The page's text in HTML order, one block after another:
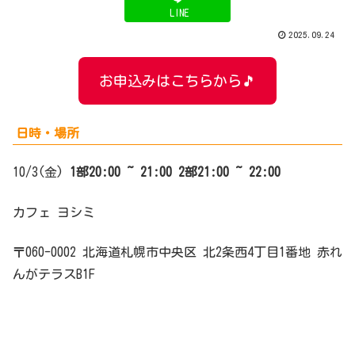
LINE
2025.09.24
お申込みはこちらから🎵
日時・場所
10/3(金) 1部20:00 ~ 21:00 2部21:00 ~ 22:00
カフェ ヨシミ
〒060-0002 北海道札幌市中央区 北2条西4丁目1番地 赤れ
んがテラスB1F